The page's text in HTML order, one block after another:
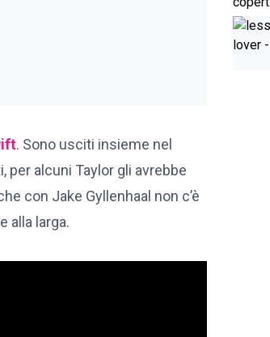
. Sono usciti insieme nel
per alcuni Taylor gli avrebbe
con Jake Gyllenhaal non c’è
alla larga.